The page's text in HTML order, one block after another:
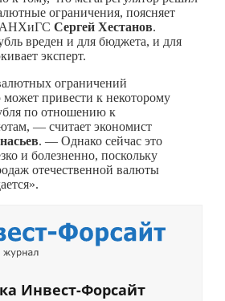
ограничения, поясняет
Сергей Хестанов.
вреден и для бюджета, и для
эксперт.
ограничений
может привести к некоторому
по отношению к
— считает экономист
. — Однако сейчас это
и болезненно, поскольку
отечественной валюты
Инвест-Форсайт